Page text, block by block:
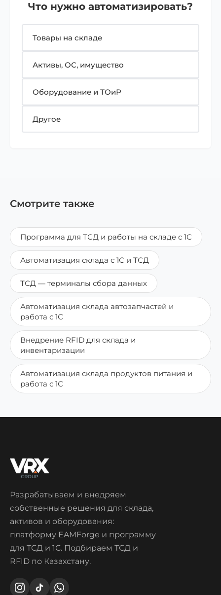
Что нужно автоматизировать?
Товары на складе
Активы, ОС, имущество
Оборудование и ТОиР
Другое
Смотрите также
Программа для ТСД и работы на складе с 1С
Автоматизация склада с 1С и ТСД
ТСД — терминалы сбора данных
Автоматизация склада автозапчастей и
работа с 1С
Внедрение RFID для склада и
инвентаризации
Автоматизация склада продуктов питания и
работа с 1С
Разрабатываем и внедряем
собственные решения для склада,
активов и оборудования:
платформу EAMForge и программу
для ТСД и 1С. Подбираем ТСД и
RFID по Казахстану.